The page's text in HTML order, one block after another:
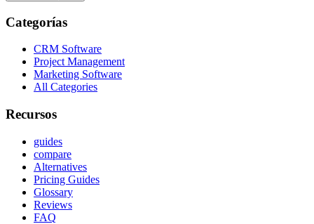
Categorías
CRM Software
Project Management
Marketing Software
All Categories
Recursos
guides
compare
Alternatives
Pricing Guides
Glossary
Reviews
FAQ